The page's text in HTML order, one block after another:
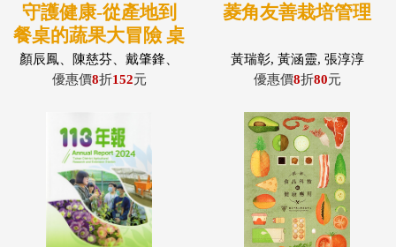
守護健康-從產地到
餐桌的蔬果大冒險 桌
遊
顏辰鳳、陳慈芬、戴肇鋒、
沈盟倪、詹健佐、曹華
優惠價8折152元
菱角友善栽培管理
黃瑞彰, 黃涵靈, 張淳淳
優惠價8折80元